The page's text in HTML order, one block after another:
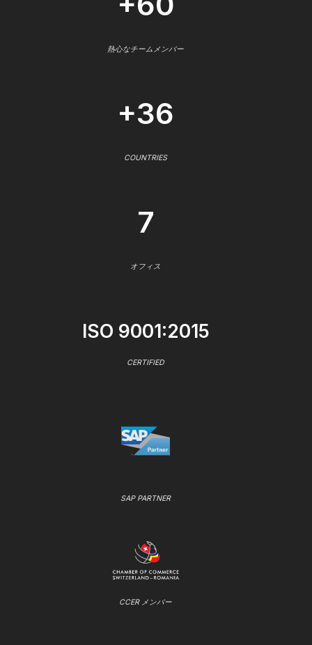
熱心なチームメンバー
+36
COUNTRIES
7
オフィス
ISO 9001:2015
CERTIFIED
SAP PARTNER
CCER メンバー